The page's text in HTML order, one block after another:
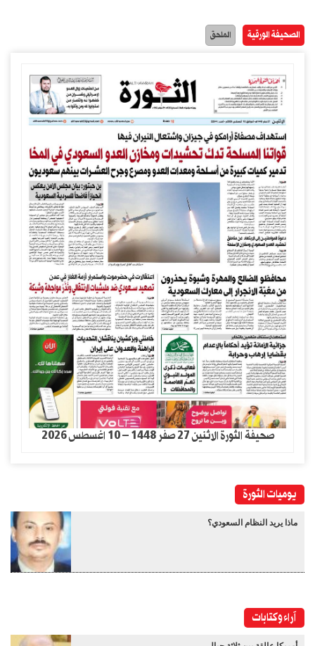
الصحيفة الورقية الملحق
صحيفة الثورة الاثنين 27 صفر 1448 – 10 اغسطس 2026
يوميات الثورة
ماذا يريد النظام السعودي؟
آراء وكتابات